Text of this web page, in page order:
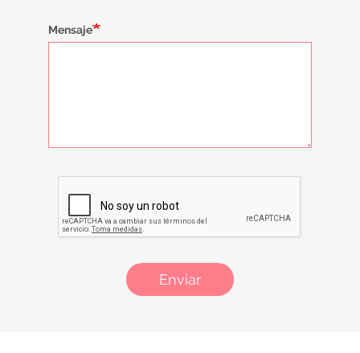
Mensaje
Enviar